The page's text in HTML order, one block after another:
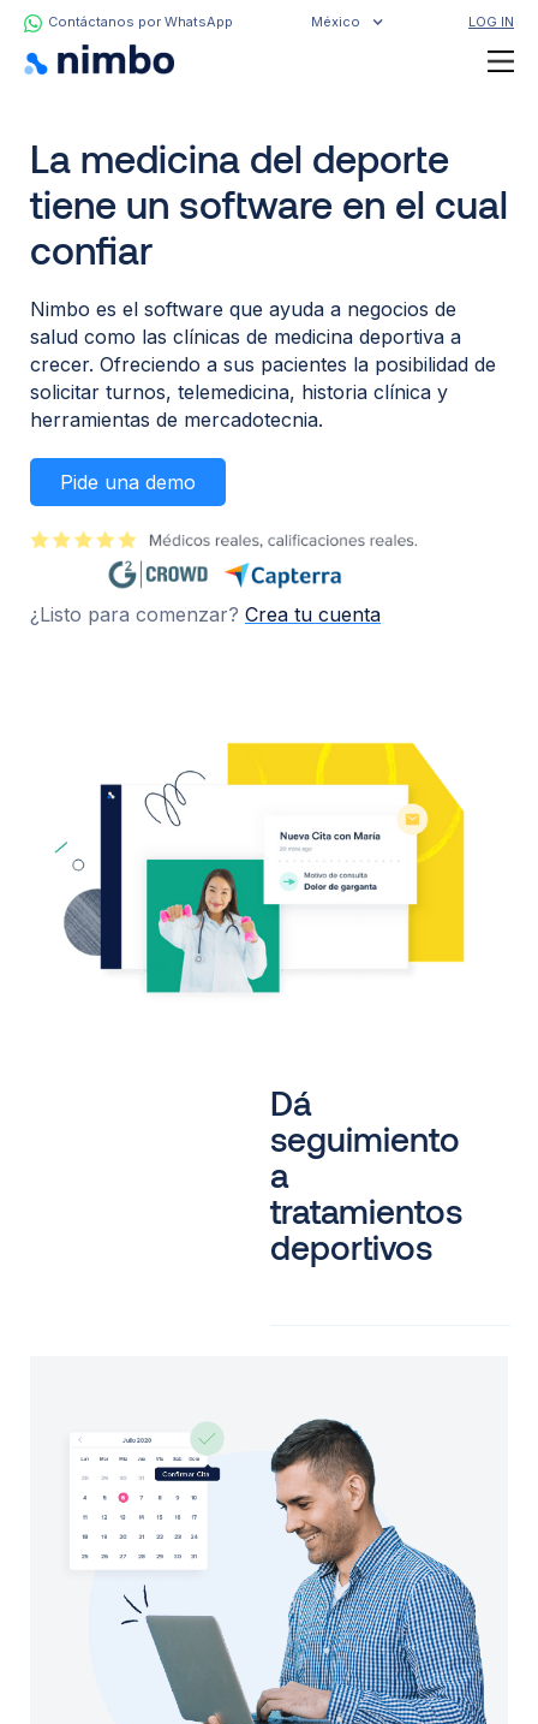
Contáctanos por WhatsApp México LOG IN
La medicina del deporte
tiene un software en el cual
confiar
Nimbo es el software que ayuda a negocios de
salud como las clínicas de medicina deportiva a
crecer. Ofreciendo a sus pacientes la posibilidad de
solicitar turnos, telemedicina, historia clínica y
herramientas de mercadotecnia.
Pide una demo
¿Listo para comenzar? Crea tu cuenta
Dá
seguimiento
a
tratamientos
deportivos